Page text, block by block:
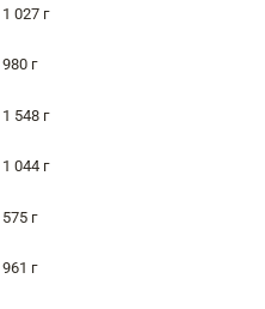
1 027 г
980 г
1 548 г
1 044 г
575 г
961 г